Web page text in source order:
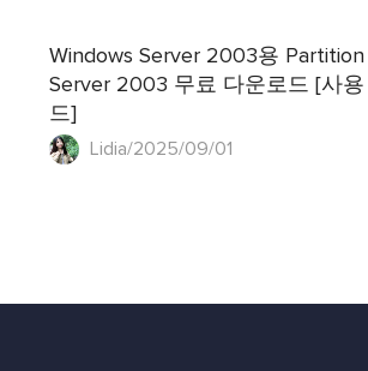
Windows Server 2003용 Partition
Server 2003 무료 다운로드 [사용
드]
Lidia/2025/09/01